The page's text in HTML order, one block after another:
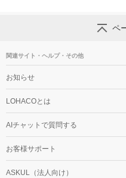
ペ
関連サイト・ヘルプ・その他
お知らせ
LOHACOとは
AIチャットで質問する
お客様サポート
ASKUL（法人向け）